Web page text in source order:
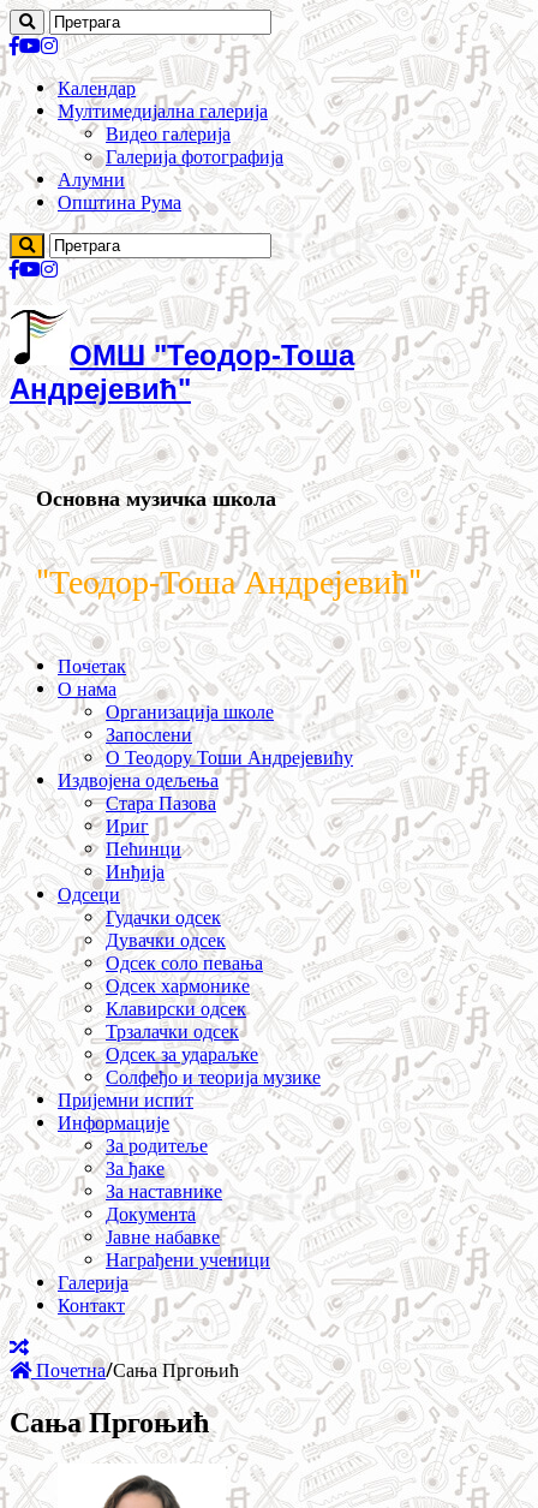
Календар
Мултимедијална галерија
Видео галерија
Галерија фотографија
Алумни
Општина Рума
ОМШ "Теодор-Тоша
Андрејевић"
Основна музичка школа
"Теодор-Тоша Андрејевић"
Почетак
О нама
Организација школе
Запослени
О Теодору Тоши Андрејевићу
Издвојена одељења
Стара Пазова
Ириг
Пећинци
Инђија
Одсеци
Гудачки одсек
Дувачки одсек
Одсек соло певања
Одсек хармонике
Клавирски одсек
Трзалачки одсек
Одсек за удараљке
Солфеђо и теорија музике
Пријемни испит
Информације
За родитеље
За ђаке
За наставнике
Документа
Јавне набавке
Награђени ученици
Галерија
Контакт
Почетна/Сања Пргоњић
Сања Пргоњић